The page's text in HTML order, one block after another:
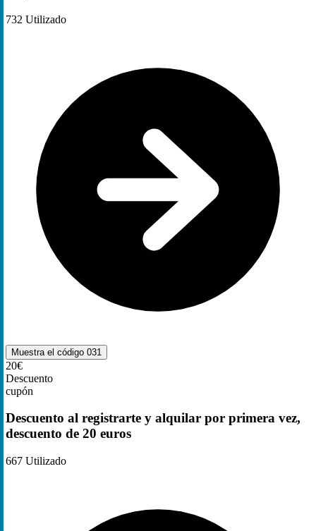
732 Utilizado
Muestra el código 031
20€
Descuento
cupón
Descuento al registrarte y alquilar por primera vez,
descuento de 20 euros
667 Utilizado